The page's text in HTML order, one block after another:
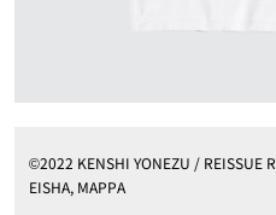
©2022 KENSHI YONEZU /
EISHA, MAPPA